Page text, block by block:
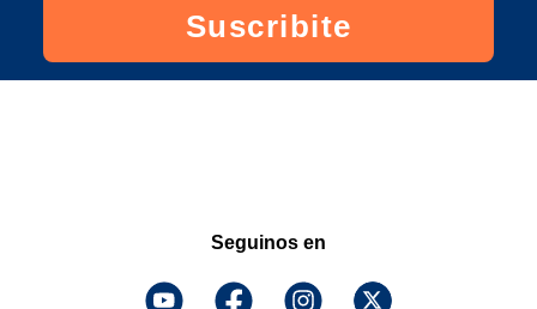
Suscribite
Seguinos en